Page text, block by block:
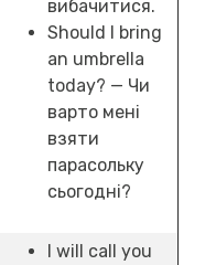
вибачитися.
Should I bring
an umbrella
today? — Чи
варто мені
взяти
парасольку
сьогодні?
I will call you